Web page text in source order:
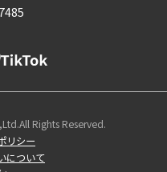
Rights Reserved.
リシー
について